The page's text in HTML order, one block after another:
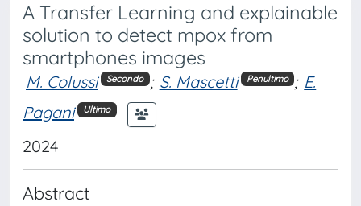
A Transfer Learning and explainable
solution to detect mpox from
smartphones images
M. Colussi Secondo ; S. Mascetti Penultimo ; E.
Pagani
Ultimo
2024
Abstract